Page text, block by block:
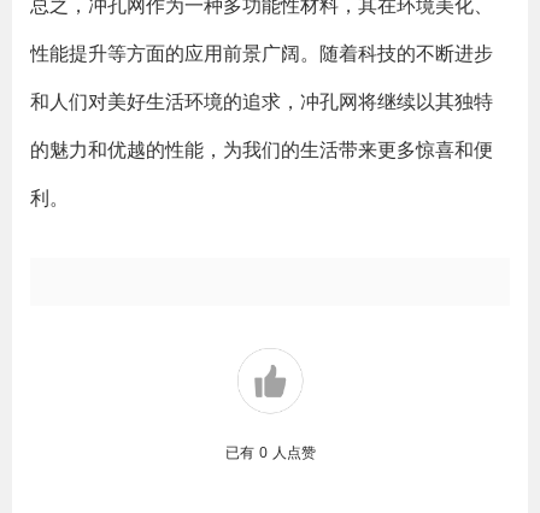
性能提升等方面的应用前景广阔。随着科技的不断进步
和人们对美好生活环境的追求，冲孔网将继续以其独特
的魅力和优越的性能，为我们的生活带来更多惊喜和便
利。
已有 0 人点赞